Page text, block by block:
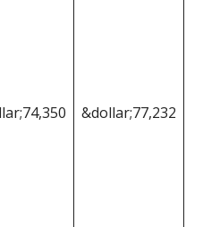
&dollar;77,232